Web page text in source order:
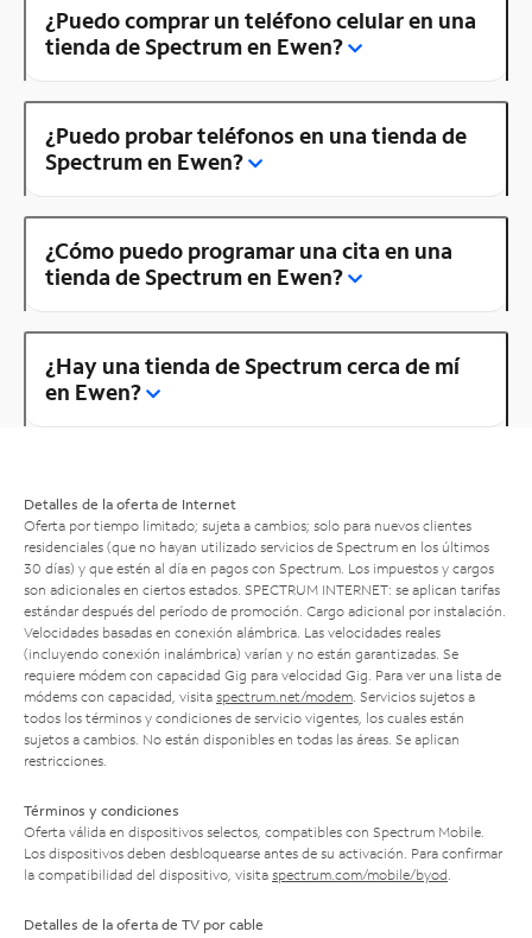
¿Puedo comprar un teléfono celular en una
tienda de Spectrum en Ewen?
¿Puedo probar teléfonos en una tienda de
Spectrum en Ewen?
¿Cómo puedo programar una cita en una
tienda de Spectrum en Ewen?
¿Hay una tienda de Spectrum cerca de mí
en Ewen?
Detalles de la oferta de Internet
Oferta por tiempo limitado; sujeta a cambios; solo para nuevos clientes
residenciales (que no hayan utilizado servicios de Spectrum en los últimos
30 días) y que estén al día en pagos con Spectrum. Los impuestos y cargos
son adicionales en ciertos estados. SPECTRUM INTERNET: se aplican tarifas
estándar después del período de promoción. Cargo adicional por instalación.
Velocidades basadas en conexión alámbrica. Las velocidades reales
(incluyendo conexión inalámbrica) varían y no están garantizadas. Se
requiere módem con capacidad Gig para velocidad Gig. Para ver una lista de
módems con capacidad, visita spectrum.net/modem . Servicios sujetos a
todos los términos y condiciones de servicio vigentes, los cuales están
sujetos a cambios. No están disponibles en todas las áreas. Se aplican
restricciones.
Términos y condiciones
Oferta válida en dispositivos selectos, compatibles con Spectrum Mobile.
Los dispositivos deben desbloquearse antes de su activación. Para confirmar
la compatibilidad del dispositivo, visita spectrum.com/mobile/byod
Detalles de la oferta de TV por cable